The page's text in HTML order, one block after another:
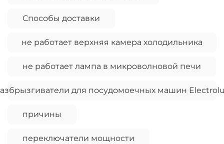
Способы доставки
не работает верхняя камера холодильника
не работает лампа в микроволновой печи
для посудомоечных машин
причины
переключатели мощности